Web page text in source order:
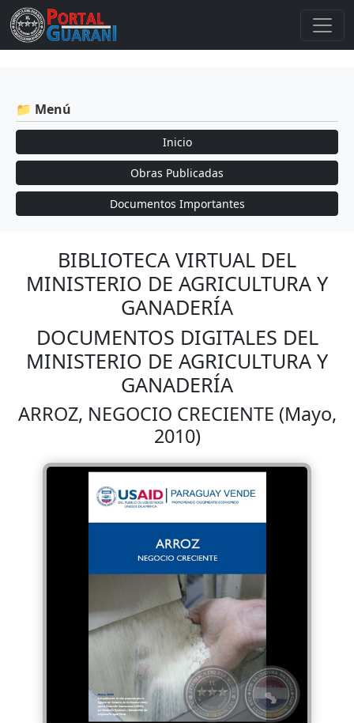
📁 Menú
Inicio
Obras Publicadas
Documentos Importantes
BIBLIOTECA VIRTUAL DEL
MINISTERIO DE AGRICULTURA Y
GANADERÍA
DOCUMENTOS DIGITALES DEL
MINISTERIO DE AGRICULTURA Y
GANADERÍA
ARROZ, NEGOCIO CRECIENTE (Mayo,
2010)